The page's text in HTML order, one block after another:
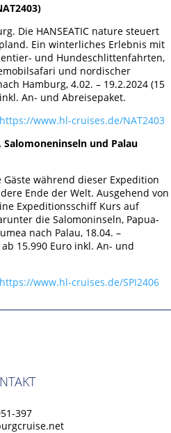
Die HANSEATIC nature steuert
Ein winterliches Erlebnis mit
und Hundeschlittenfahrten,
und nordischer
Hamburg, 4.02. – 19.2.2024 (15
An- und Abreisepaket.
https://www.hl-cruises.de/NAT2403
und Palau
Gäste während dieser Expedition
Ende der Welt. Ausgehend von
Expeditionsschiff Kurs auf
die Salomoninseln, Papua-
nach Palau, 18.04. –
15.990 Euro inkl. An- und
https://www.hl-cruises.de/SPI2406
397